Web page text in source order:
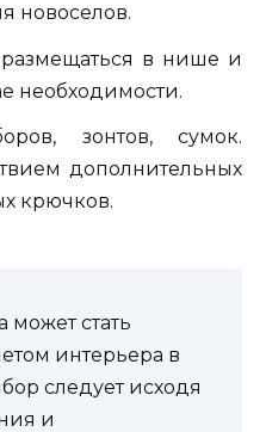
новоселов.
в нише и
необходимости.
зонтов, сумок.
дополнительных
крючков.
может стать
интерьера в
следует исходя
и